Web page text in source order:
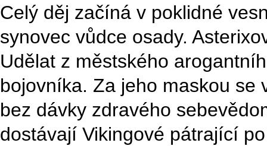
Celý děj začíná v poklidné
synovec vůdce osady.
Udělat z městského
bojovníka. Za jeho maskou se
bez dávky zdravého
dostávají Vikingové pátrající